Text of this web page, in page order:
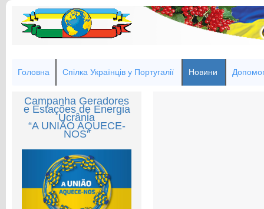
Головна Спілка Українців у Португалії Новини
Campanha Geradores
e Estações de Energia
Ucrânia
“A UNIÃO AQUECE-
NOS”